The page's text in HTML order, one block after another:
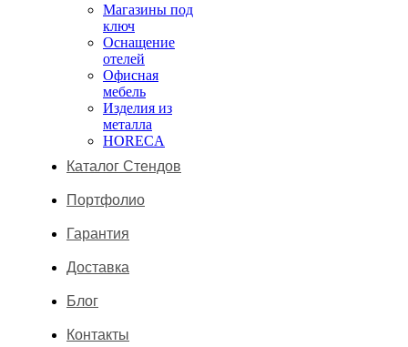
Магазины под
ключ
Оснащение
отелей
Офисная
мебель
Изделия из
металла
HORECA
Каталог Стендов
Портфолио
Гарантия
Доставка
Блог
Контакты